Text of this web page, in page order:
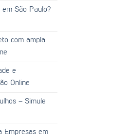
São Paulo?
com ampla
e
Online
– Simule
Empresas em